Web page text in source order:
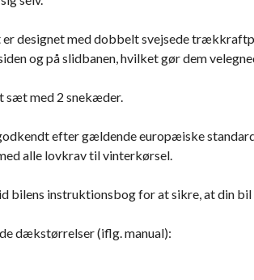
designet med dobbelt svejsede
og på slidbanen, hvilket gør dem
sæt med 2 snekæder.
efter gældende europæiske
alle lovkrav til vinterkørsel.
bilens instruktionsbog for at sikre, at din
dækstørrelser (iflg. manual):